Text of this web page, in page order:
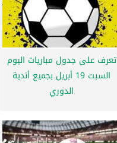
تعرف على جدول مباريات اليوم
السبت 19 أبريل بجميع أندية
الدوري